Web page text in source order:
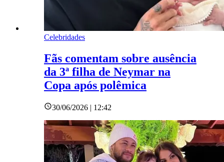
Celebridades
Fãs comentam sobre ausência
da 3ª filha de Neymar na
Copa após polêmica
30/06/2026 | 12:42